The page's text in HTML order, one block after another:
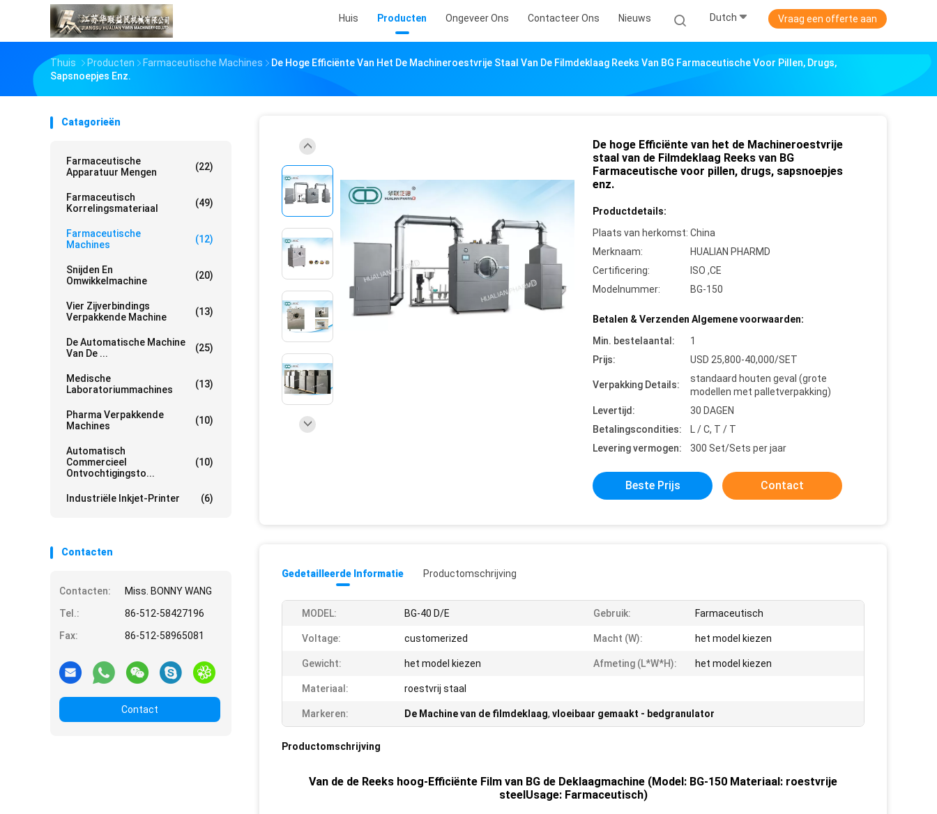
Huis Producten Ongeveer Ons Contacteer Ons Nieuws Dutch Vraag een offerte aan
Thuis Producten Farmaceutische Machines
De Hoge Efficiënte Van Het De Machineroestvrije Staal Van De Filmdeklaag Reeks Van BG Farmaceutische Voor Pillen, Drugs,
Sapsnoepjes Enz.
Catagorieën
Farmaceutische
Apparatuur Mengen
(22)
Farmaceutisch
Korrelingsmateriaal
(49)
Farmaceutische
Machines
(12)
Snijden En
Omwikkelmachine
(20)
Vier Zijverbindings
Verpakkende Machine
(13)
De Automatische Machine
Van De ...
(25)
Medische
Laboratoriummachines
(13)
Pharma Verpakkende
Machines
(10)
Automatisch
Commercieel
Ontvochtigingsto...
(10)
Industriële Inkjet-Printer (6)
Contacten
Contacten:
Miss. BONNY WANG
Tel.:
86-512-58427196
Fax:
86-512-58965081
Contact
De hoge Efficiënte van het de Machineroestvrije
staal van de Filmdeklaag Reeks van BG
Farmaceutische voor pillen, drugs, sapsnoepjes
enz.
Productdetails:
Plaats van herkomst: China
Merknaam:
HUALIAN PHARMD
Certificering:
ISO ,CE
Modelnummer:
BG-150
Betalen & Verzenden Algemene voorwaarden:
Min. bestelaantal:
1
Prijs:
USD 25,800-40,000/SET
Verpakking Details:
standaard houten geval (grote
modellen met palletverpakking)
Levertijd:
30 DAGEN
Betalingscondities:
L / C, T / T
Levering vermogen:
300 Set/Sets per jaar
Beste Prijs Contact
Gedetailleerde Informatie Productomschrijving
MODEL: BG-40 D/E Gebruik: Farmaceutisch
Voltage: customerized Macht (W): het model kiezen
Gewicht: het model kiezen Afmeting (L*W*H): het model kiezen
Materiaal: roestvrij staal
Markeren: De Machine van de filmdeklaag, vloeibaar gemaakt - bedgranulator
Productomschrijving
Van de de Reeks hoog-Efficiënte Film van BG de Deklaagmachine (Model: BG-150 Materiaal: roestvrije
steelUsage: Farmaceutisch)